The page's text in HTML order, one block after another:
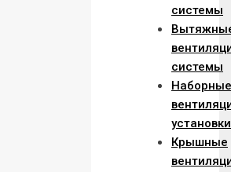
системы
системы
Наборные
установки
Крышные